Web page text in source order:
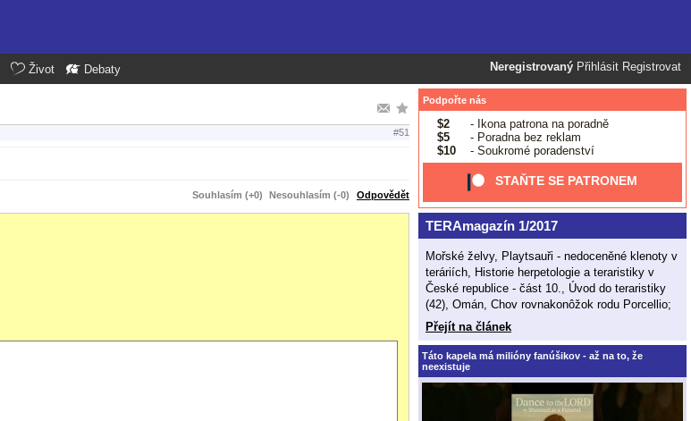
Neregistrovaný Přihlásit Registrovat
Život Debaty
#51
Souhlasím (+0) Nesouhlasím (-0) Odpovědět
Podpořte nás
$2
- Ikona patrona na poradně
$5
- Poradna bez reklam
$10
- Soukromé poradenství
STAŇTE SE PATRONEM
TERAmagazín 1/2017
Mořské želvy, Playtsauři - nedoceněné klenoty v
teráriích, Historie herpetologie a teraristiky v
České republice - část 10., Úvod do teraristiky
(42), Omán, Chov rovnakonôžok rodu Porcellio;
Přejít na článek
Táto kapela má milióny fanúšikov - až na to, že
neexistuje